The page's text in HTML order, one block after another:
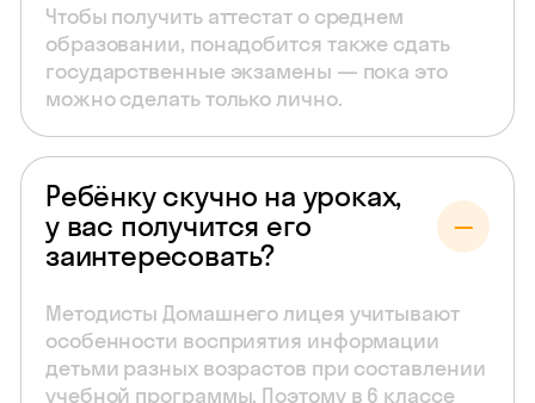
Чтобы получить аттестат о среднем
образовании, понадобится также сдать
государственные экзамены — пока это
можно сделать только лично.
Ребёнку скучно на уроках,
у вас получится его
заинтересовать?
Методисты Домашнего лицея учитывают
особенности восприятия информации
детьми разных возрастов при составлении
учебной программы. Поэтому в 6 классе